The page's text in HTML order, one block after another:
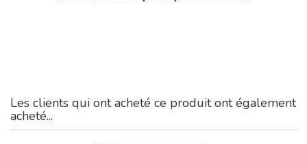
Les clients qui ont acheté ce produit ont également
acheté...